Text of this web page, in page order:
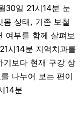
30일 21시14분 눈
몸 상태, 기존 보철
여부를 함께 살펴보
시14분 지역치과를
기보다 현재 구강 상
나누어 보는 편이
14분